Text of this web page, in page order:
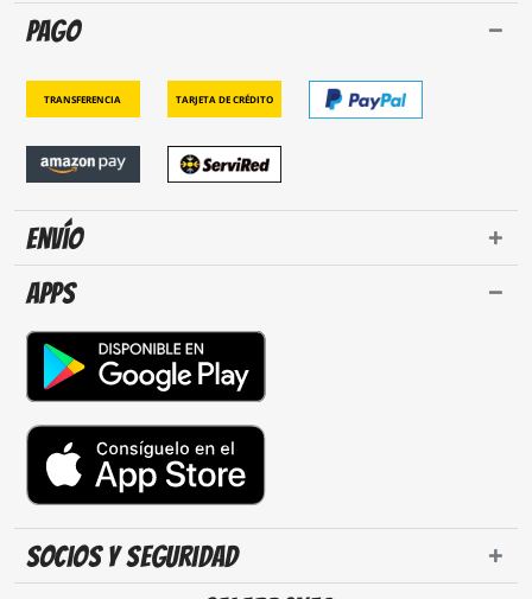
Pago
Transferencia Tarjeta de crédito
Envío
Apps
Socios y seguridad